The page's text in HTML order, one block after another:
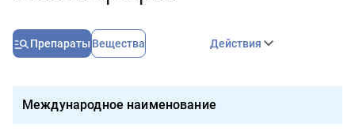
Препараты Вещества Действия
Международное наименование